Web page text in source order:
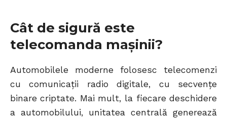
Cât de sigură este
telecomanda mașinii?
Automobilele moderne folosesc telecomenzi
cu comunicații radio digitale, cu secvențe
binare criptate. Mai mult, la fiecare deschidere
a automobilului, unitatea centrală generează